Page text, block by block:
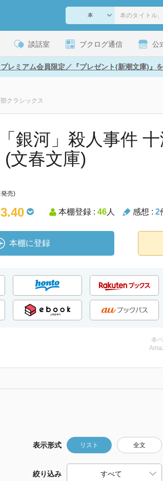
談話室 ブクログ通信 公
レミアム会員限定／『プレゼント(新潮文庫)』
クラシックス
銀河」殺人事件
文春文庫)
売)
3.40 本棚登録 : 46人 感想 : 2
本棚に登録
本
表示形式 リスト 全文
絞り込み